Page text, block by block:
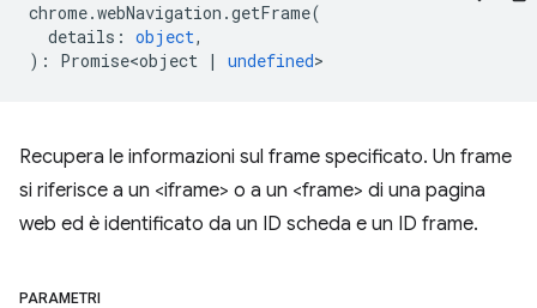
chrome.webNavigation .getFrame(
details : object,
) : Promise<object | undefined>
Recupera le informazioni sul frame specificato. Un frame
si riferisce a un <iframe> o a un <frame> di una pagina
web ed è identificato da un ID scheda e un ID frame.
PARAMETRI